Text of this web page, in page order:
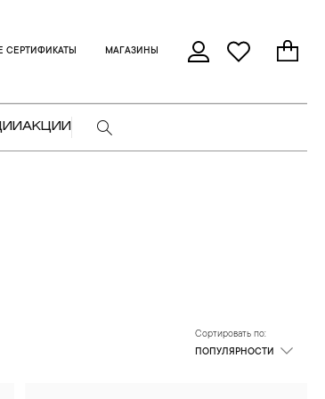
СЕРТИФИКАТЫ МАГАЗИНЫ
АКЦИИ
Сортировать по:
ПОПУЛЯРНОСТИ